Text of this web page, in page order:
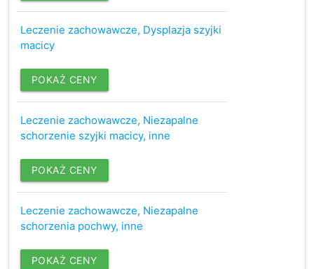
Leczenie zachowawcze, Dysplazja szyjki
macicy
POKAŻ CENY
Leczenie zachowawcze, Niezapalne
schorzenie szyjki macicy, inne
POKAŻ CENY
Leczenie zachowawcze, Niezapalne
schorzenia pochwy, inne
POKAŻ CENY